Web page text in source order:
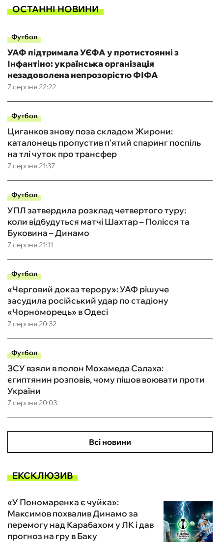
ОСТАННІ НОВИНИ
Футбол
7 серпня 22:22
УАФ підтримала УЄФА у протистоянні з
Інфантіно: українська організація
незадоволена непрозорістю ФІФА
Футбол
7 серпня 21:37
Циганков знову поза складом Жирони:
каталонець пропустив п'ятий спаринг поспіль
на тлі чуток про трансфер
Футбол
7 серпня 21:11
УПЛ затвердила розклад четвертого туру:
коли відбудуться матчі Шахтар – Полісся та
Буковина – Динамо
Футбол
7 серпня 20:32
«Черговий доказ терору»: УАФ рішуче
засудила російський удар по стадіону
«Чорноморець» в Одесі
Футбол
7 серпня 20:03
ЗСУ взяли в полон Мохамеда Салаха:
єгиптянин розповів, чому пішов воювати проти
України
Всі новини
ЕКСКЛЮЗИВ
«У Пономаренка є чуйка»:
Максимов похвалив Динамо за
перемогу над Карабахом у ЛК і дав
прогноз на гру в Баку